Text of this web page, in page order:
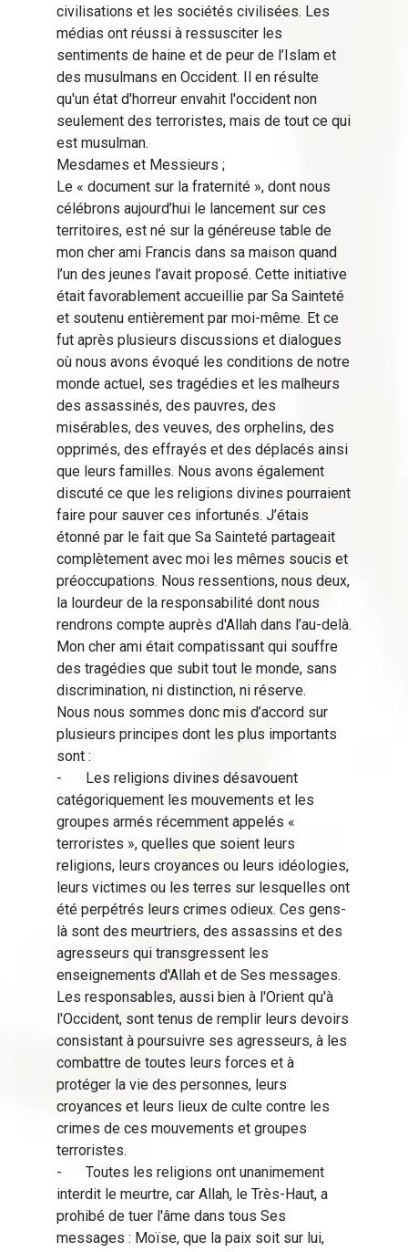
civilisations et les sociétés civilisées. Les
médias ont réussi à ressusciter les
sentiments de haine et de peur de l’Islam et
des musulmans en Occident. Il en résulte
qu'un état d'horreur envahit l'occident non
seulement des terroristes, mais de tout ce qui
est musulman.
Mesdames et Messieurs ;
Le « document sur la fraternité », dont nous
célébrons aujourd’hui le lancement sur ces
territoires, est né sur la généreuse table de
mon cher ami Francis dans sa maison quand
l’un des jeunes l’avait proposé. Cette initiative
était favorablement accueillie par Sa Sainteté
et soutenu entièrement par moi-même. Et ce
fut après plusieurs discussions et dialogues
où nous avons évoqué les conditions de notre
monde actuel, ses tragédies et les malheurs
des assassinés, des pauvres, des
misérables, des veuves, des orphelins, des
opprimés, des effrayés et des déplacés ainsi
que leurs familles. Nous avons également
discuté ce que les religions divines pourraient
faire pour sauver ces infortunés. J’étais
étonné par le fait que Sa Sainteté partageait
complètement avec moi les mêmes soucis et
préoccupations. Nous ressentions, nous deux,
la lourdeur de la responsabilité dont nous
rendrons compte auprès d'Allah dans l’au-delà.
Mon cher ami était compatissant qui souffre
des tragédies que subit tout le monde, sans
discrimination, ni distinction, ni réserve.
Nous nous sommes donc mis d’accord sur
plusieurs principes dont les plus importants
sont :
-
Les religions divines désavouent
catégoriquement les mouvements et les
groupes armés récemment appelés «
terroristes », quelles que soient leurs
religions, leurs croyances ou leurs idéologies,
leurs victimes ou les terres sur lesquelles ont
été perpétrés leurs crimes odieux. Ces gens-
là sont des meurtriers, des assassins et des
agresseurs qui transgressent les
enseignements d'Allah et de Ses messages.
Les responsables, aussi bien à l'Orient qu'à
l'Occident, sont tenus de remplir leurs devoirs
consistant à poursuivre ses agresseurs, à les
combattre de toutes leurs forces et à
protéger la vie des personnes, leurs
croyances et leurs lieux de culte contre les
crimes de ces mouvements et groupes
terroristes.
-
Toutes les religions ont unanimement
interdit le meurtre, car Allah, le Très-Haut, a
prohibé de tuer l'âme dans tous Ses
messages : Moïse, que la paix soit sur lui,